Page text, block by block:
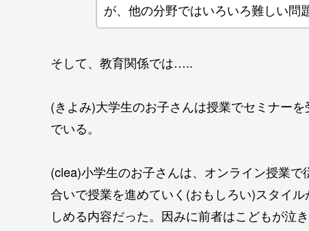
が、他の分野ではいろいろ難しい問
そして、教育関係では…..
(きよみ)大学生のお子さんは授業でセミナー
でいる。
(clea)小学生のお子さんは、オンライン授業
合いで授業を進めていく(おもしろい)スタイ
しめる内容だった。因みに前者はこどもが泣